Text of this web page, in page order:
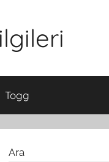
Togg
Ara